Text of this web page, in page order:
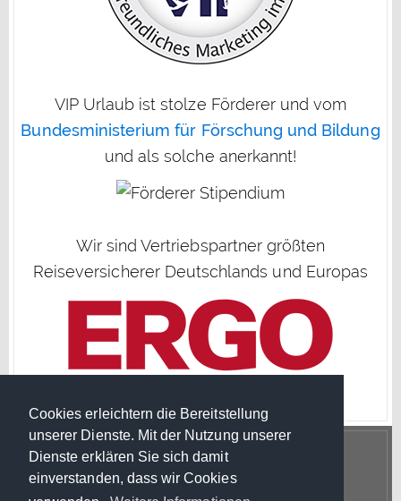
Cookies erleichtern die Bereitstellung
unserer Dienste. Mit der Nutzung unserer
Dienste erklären Sie sich damit
einverstanden, dass wir Cookies
VIP Urlaub ist stolze Förderer und vom
Bundesministerium für Förschung und Bildung
und als solche anerkannt!
Wir sind Vertriebspartner größten
Reiseversicherer Deutschlands und Europas
© Copyright 2026 VIP Urlaub